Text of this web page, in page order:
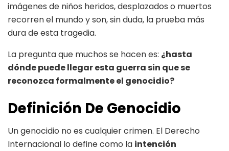
imágenes de niños heridos, desplazados o muertos
recorren el mundo y son, sin duda, la prueba más
dura de esta tragedia.
La pregunta que muchos se hacen es: ¿hasta
dónde puede llegar esta guerra sin que se
reconozca formalmente el genocidio?
Definición De Genocidio
Un genocidio no es cualquier crimen. El Derecho
Internacional lo define como la intención